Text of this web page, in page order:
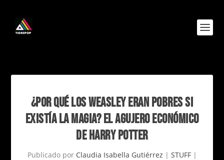
¿POR QUÉ LOS WEASLEY ERAN POBRES SI
EXISTÍA LA MAGIA? EL AGUJERO ECONÓMICO
DE HARRY POTTER
Publicado por Claudia Isabella Gutiérrez | STUFF|